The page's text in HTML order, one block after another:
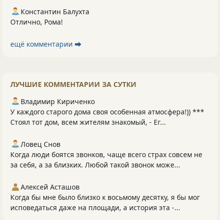
Константин Балухта
Отлично, Рома!
ещё комментарии ⮕
ЛУЧШИЕ КОММЕНТАРИИ ЗА СУТКИ
Владимир Кириченко
У каждого старого дома своя особенная атмосфера!)) ***
Стоял тот дом, всем жителям знакомый, - Ег...
Ловец Снов
Когда люди боятся звонков, чаще всего страх совсем не
за себя, а за близких. Любой такой звонок може...
Алексей Асташов
Когда бы мне было близко к восьмому десятку, я бы мог
исповедаться даже на площади, а история эта -...